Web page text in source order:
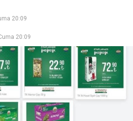
20:09
20:09